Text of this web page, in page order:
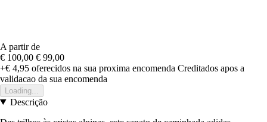
A partir de
€ 100,00 € 99,00
+€ 4,95 oferecidos na sua proxima encomenda Creditados apos a
validacao da sua encomenda
Loading...
Descrição